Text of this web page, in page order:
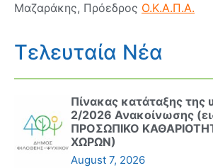
Μαζαράκης, Πρόεδρος Ο.Κ.Α.Π.Α.
Τελευταία Νέα
Πίνακας κατάταξης της
2/2026 Ανακοίνωσης
ΠΡΟΣΩΠΙΚΟ
ΧΩΡΩΝ)
August 7, 2026